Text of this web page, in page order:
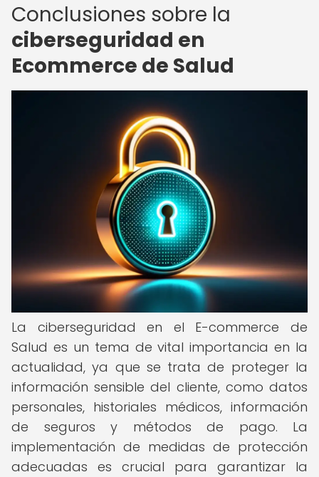
Conclusiones sobre la
ciberseguridad en
Ecommerce de Salud
La ciberseguridad en el E-commerce de
Salud es un tema de vital importancia en la
actualidad, ya que se trata de proteger la
información sensible del cliente, como datos
personales, historiales médicos, información
de seguros y métodos de pago. La
implementación de medidas de protección
adecuadas es crucial para garantizar la